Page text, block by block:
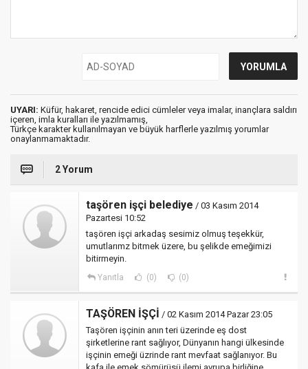
UYARI: Küfür, hakaret, rencide edici cümleler veya imalar, inançlara saldırı
içeren, imla kuralları ile yazılmamış,
Türkçe karakter kullanılmayan ve büyük harflerle yazılmış yorumlar
onaylanmamaktadır.
2 Yorum
taşören işçi belediye / 03 Kasım 2014
Pazartesi 10:52
taşören işçi arkadaş sesimiz olmuş teşekkür,
umutlarımz bitmek üzere, bu şelikde emeğimizi
bitirmeyin.
Yanıtla (0) (0)
TAŞÖREN İŞÇİ / 02 Kasım 2014 Pazar 23:05
Taşören işçinin anın teri üzerinde eş dost
şirketlerine rant sağlıyor, Dünyanın hangi ülkesinde
işçinin emeği üzrinde rant mevfaat sağlanıyor. Bu